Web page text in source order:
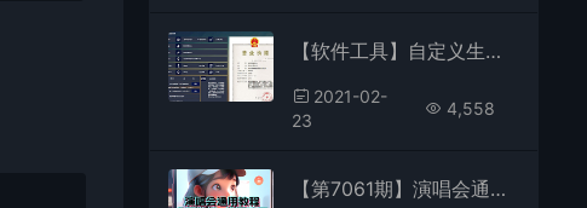
【软件工具】自定义生成营业执照 营业执照生成制作软件工具破解版
2021-02-
23
4,558
【第7061期】演唱会通用_余票监控+抢回流票（教程+软件）